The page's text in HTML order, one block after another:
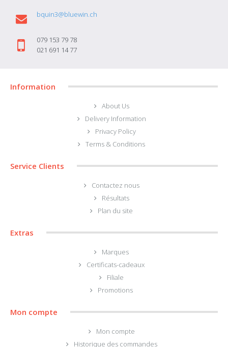
Avant-gardiste !!!Cette digue..
CHF20.00
Comparez ce produit
bquin3@bluewin.ch
079 153 79 78
021 691 14 77
Information
About Us
Delivery Information
Privacy Policy
Terms & Conditions
Service Clients
Contactez nous
Résultats
Plan du site
Extras
Marques
Certificats-cadeaux
Filiale
Promotions
Mon compte
Mon compte
Historique des commandes